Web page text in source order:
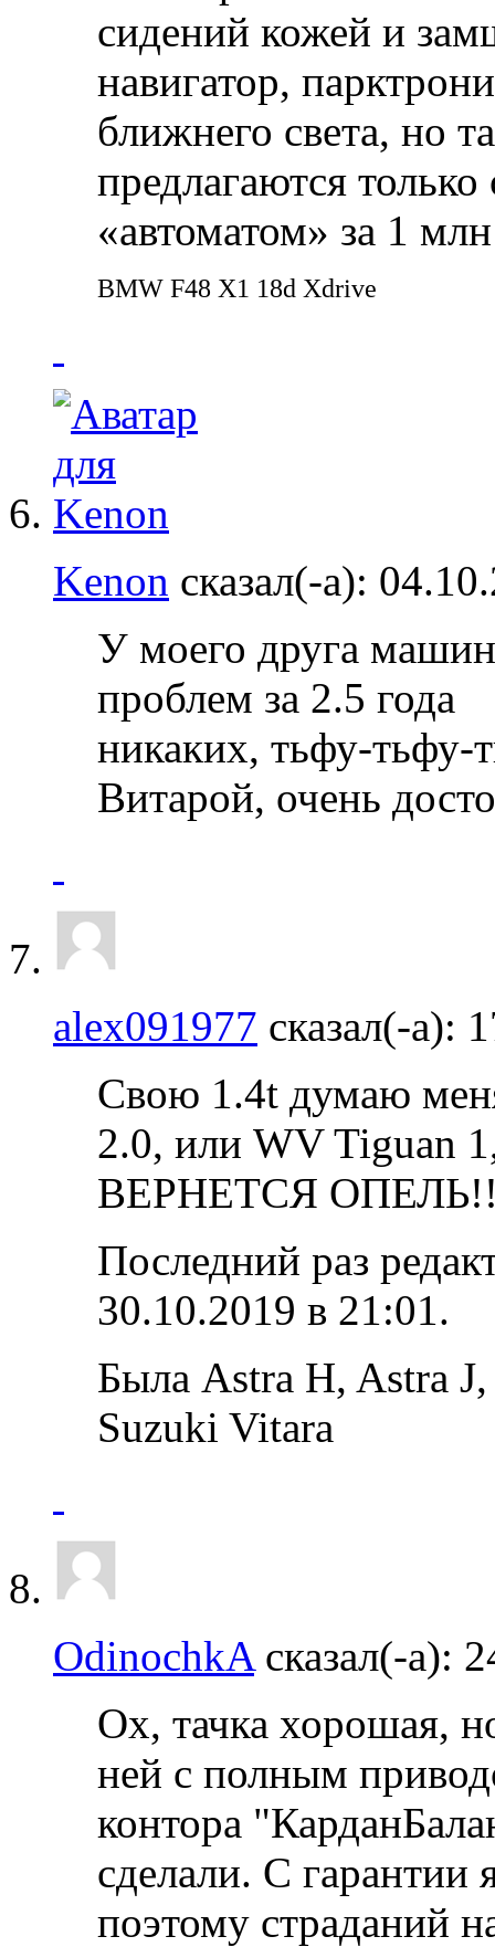
сидений кожей и
навигатор,
ближнего света, но
предлагаются
«автоматом» за 1
BMW F48 X1 18d Xdrive
Kenon сказал(-а):
У моего друга
проблем за 2.5 года
никаких, тьфу-тьфу-
Витарой, очень
alex091977 сказал(-а):
Свою 1.4t думаю
2.0, или WV Tiguan
ВЕРНЕТСЯ
Последний раз
30.10.2019 в 21:01.
Была Astra H, Astra J,
Suzuki Vitara
OdinochkAсказал(-а):
Ох, тачка хорошая,
ней с полным
контора
сделали. С гарантии
поэтому страданий